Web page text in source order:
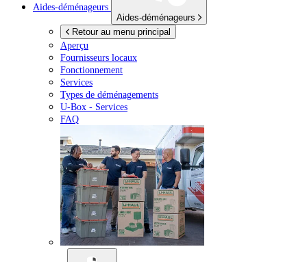
Aides-déménageurs
Aides-déménageurs
Retour au menu principal
Aperçu
Fournisseurs locaux
Fonctionnement
Services
Types de déménagements
U-Box - Services
FAQ